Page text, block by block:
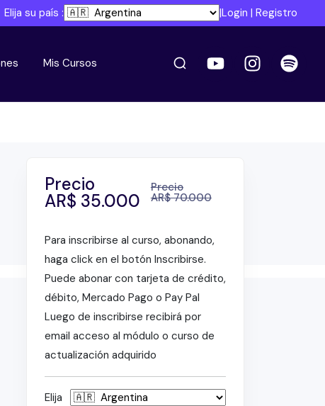
Elija su país : |Login | Registro
Mis Cursos
Precio
AR$ 35.000
Precio
AR$70.000
Para inscribirse al curso, abonando,
haga click en el botón Inscribirse.
Puede abonar con tarjeta de crédito,
débito, Mercado Pago o Pay Pal
Luego de inscribirse recibirá por
email acceso al módulo o curso de
actualización adquirido
Elija